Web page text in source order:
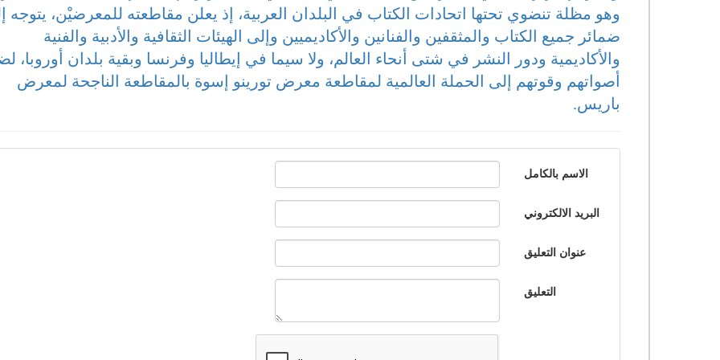
وهو مظلة تنضوي تحتها اتحادات الكتاب في البلدان العربية، إذ يعلن مقاطعته للمعرضيْن، يتوجه
ضمائر جميع الكتاب والمثقفين والفنانين والأكاديميين وإلى الهيئات الثقافية والأدبية والفنية
والأكاديمية ودور النشر في شتى أنحاء العالم، ولا سيما في إيطاليا وفرنسا وبقية بلدان أوروبا،
أصواتهم وقوتهم إلى الحملة العالمية لمقاطعة معرض تورينو إسوة بالمقاطعة الناجحة لمعرض
باريس.
الاسم بالكامل
البريد الالكتروني
عنوان التعليق
التعليق